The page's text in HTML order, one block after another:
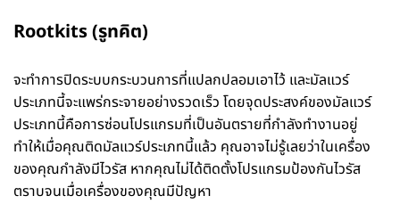
Rootkits (รูทคิต)
จะทำการปิดระบบกระบวนการที่แปลกปลอมเอาไว้ และมัลแวร์
ประเภทนี้จะแพร่กระจายอย่างรวดเร็ว โดยจุดประสงค์ของมัลแวร์
ประเภทนี้คือการซ่อนโปรแกรมที่เป็นอันตรายที่กำลังทำงานอยู่
ทำให้เมื่อคุณติดมัลแวร์ประเภทนี้แล้ว คุณอาจไม่รู้เลยว่าในเครื่อง
ของคุณกำลังมีไวรัส หากคุณไม่ได้ติดตั้งโปรแกรมป้องกันไวรัส
ตราบจนเมื่อเครื่องของคุณมีปัญหา